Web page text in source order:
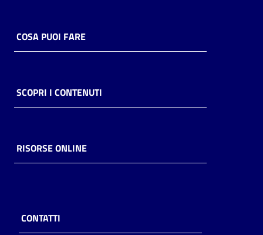
COSA PUOI FARE
SCOPRI I CONTENUTI
RISORSE ONLINE
CONTATTI